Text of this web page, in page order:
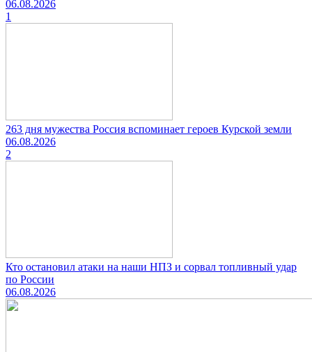
06.08.2026
1
263 дня мужества Россия вспоминает героев Курской земли
06.08.2026
2
Кто остановил атаки на наши НПЗ и сорвал топливный удар
по России
06.08.2026